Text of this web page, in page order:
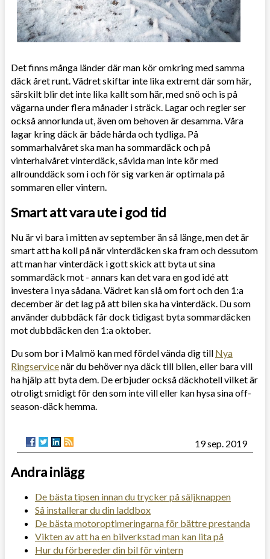
Det finns många länder där man kör omkring med samma
däck året runt. Vädret skiftar inte lika extremt där som här,
särskilt blir det inte lika kallt som här, med snö och is på
vägarna under flera månader i sträck. Lagar och regler ser
också annorlunda ut, även om behoven är desamma. Våra
lagar kring däck är både hårda och tydliga. På
sommarhalvåret ska man ha sommardäck och på
vinterhalvåret vinterdäck, såvida man inte kör med
allrounddäck som i och för sig varken är optimala på
sommaren eller vintern.
Smart att vara ute i god tid
Nu är vi bara i mitten av september än så länge, men det är
smart att ha koll på när vinterdäcken ska fram och dessutom
att man har vinterdäck i gott skick att byta ut sina
sommardäck mot - annars kan det vara en god idé att
investera i nya sådana. Vädret kan slå om fort och den 1:a
december är det lag på att bilen ska ha vinterdäck. Du som
använder dubbdäck får dock tidigast byta sommardäcken
mot dubbdäcken den 1:a oktober.
Du som bor i Malmö kan med fördel vända dig till Nya
Ringservicenär du behöver nya däck till bilen, eller bara vill
ha hjälp att byta dem. De erbjuder också däckhotell vilket är
otroligt smidigt för den som inte vill eller kan hysa sina off-
season-däck hemma.
19 sep. 2019
Andra inlägg
De bästa tipsen innan du trycker på säljknappen
Så installerar du din laddbox
De bästa motoroptimeringarna för bättre prestanda
Vikten av att ha en bilverkstad man kan lita på
Hur du förbereder din bil för vintern